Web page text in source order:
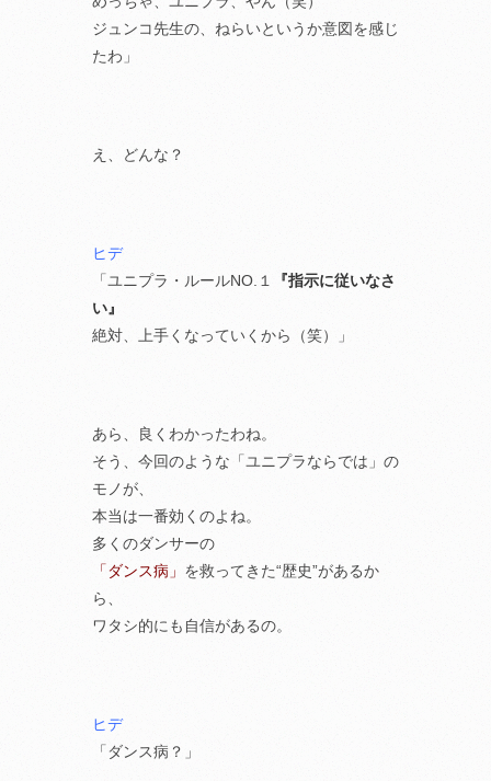
ジュンコ先生の、ねらいというか意図を感じ
たわ」
え、どんな？
ヒデ
「ユニプラ・ルールNO.１
『指示に従いなさ
い』
絶対、上手くなっていくから（笑）」
あら、良くわかったわね。
そう、今回のような「ユニプラならでは」の
モノが、
本当は一番効くのよね。
多くのダンサーの
「ダンス病」 を救ってきた“歴史”があるか
ら、
ワタシ的にも自信があるの。
ヒデ
「ダンス病？」